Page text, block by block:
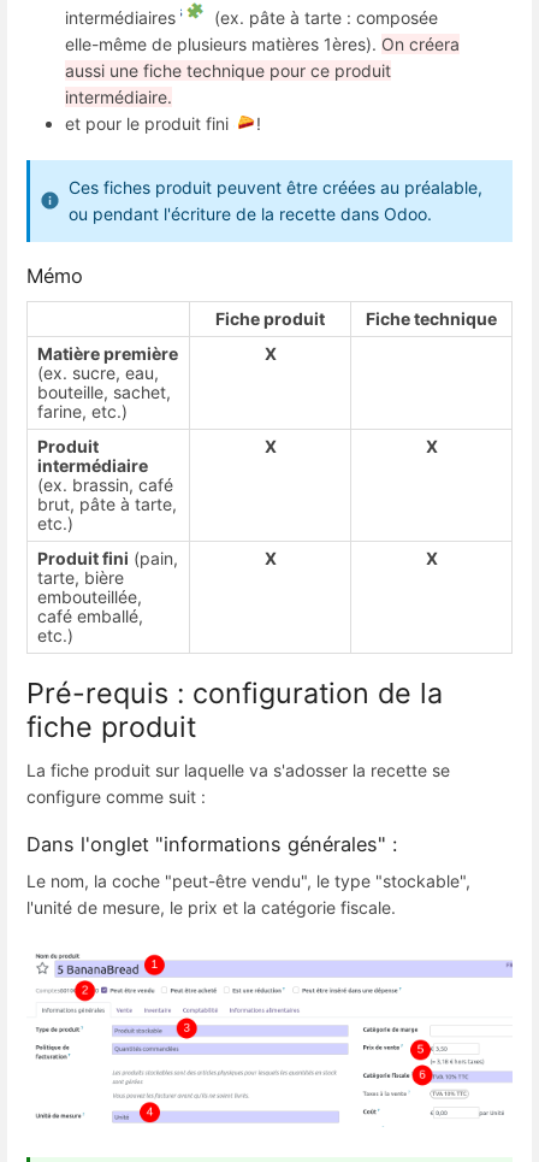
intermédiaires
(ex. pâte à tarte : composée
elle-même de plusieurs matières 1ères). On créera
aussi une fiche technique pour ce produit
intermédiaire.
et pour le produit fini
!
Ces fiches produit peuvent être créées au préalable,
ou pendant l'écriture de la recette dans Odoo.
Mémo
Fiche produit
Fiche technique
Matière première
(ex. sucre, eau,
bouteille, sachet,
farine, etc.)
X
Produit
intermédiaire
(ex. brassin, café
brut, pâte à tarte,
etc.)
X X
Produit fini (pain,
tarte, bière
embouteillée,
café emballé,
etc.)
X X
Pré-requis : configuration de la
fiche produit
La fiche produit sur laquelle va s'adosser la recette se
configure comme suit :
Dans l'onglet "informations générales" :
Le nom, la coche "peut-être vendu", le type "stockable",
l'unité de mesure, le prix et la catégorie fiscale.